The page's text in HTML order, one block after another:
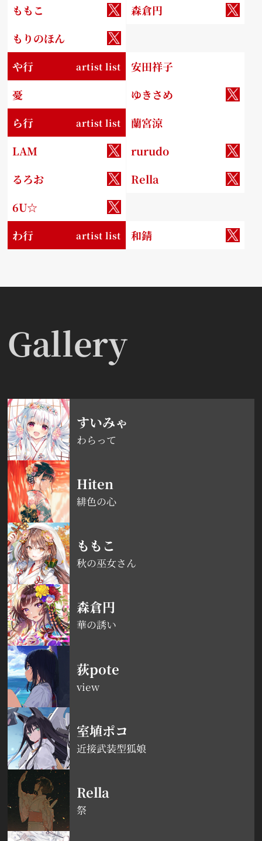
ももこ 森倉円
もりのほん
や行 artist list 安田祥子
憂 ゆきさめ
ら行 artist list 蘭宮涼
LAM rurudo
るろお Rella
6U☆
わ行 artist list 和錆
Gallery
すいみゃ
わらって
Hiten
緋色の心
ももこ
秋の巫女さん
森倉円
華の誘い
荻pote
view
室埴ポコ
近接武装型狐娘
Rella
祭